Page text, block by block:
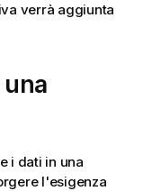
verrà aggiunta
i dati in una
l'esigenza